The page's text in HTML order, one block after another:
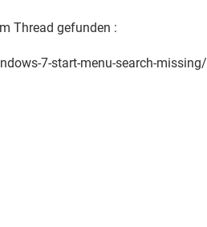
Thread gefunden :
7-start-menu-search-missing/